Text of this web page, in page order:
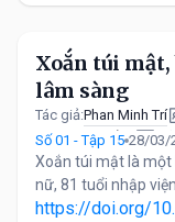
Xoắn túi mật,
lâm sàng
Tác giả:Phan Minh Trí
Lê Quang Chỉnh
Võ
Số 01 - Tập 15 28/03/
Xoắn túi mật là một
nữ, 81 tuổi nhập
https://doi.org/